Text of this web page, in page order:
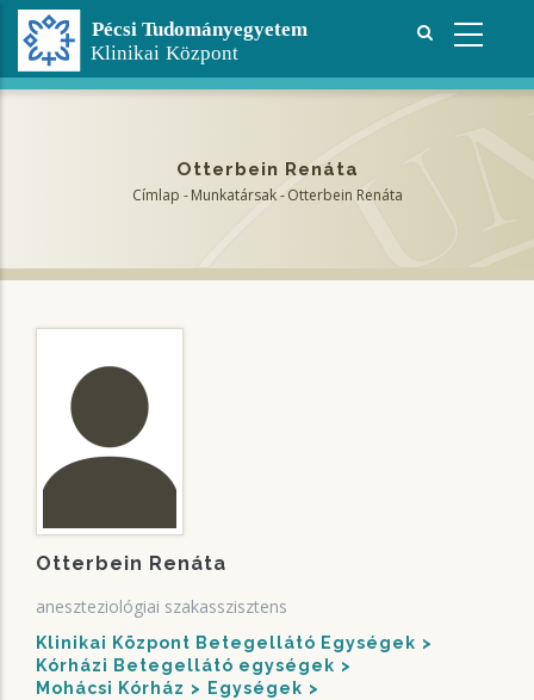
Ugrás
tartalomra
Otterbein Renáta
Címlap - Munkatársak - Otterbein Renáta
Otterbein Renáta
aneszteziológiai szakasszisztens
Klinikai Központ Betegellátó Egységek
Kórházi Betegellátó egységek
Mohácsi Kórház
Egységek